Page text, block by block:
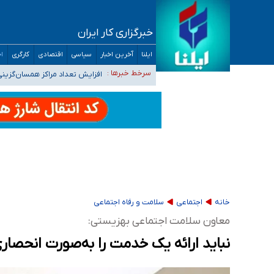
خبرگزاری کار ایران
ایلنا آخرین اخبار سیاسی اقتصادی کارگری
سرخط خبرها :
ضرورت آموزش حریم خصوصی در فضای آنلاین
مجرمان از ترس رسواییافزایش تعداد مراکز همسان‌گزینی به ۲۳۰ مرکز/ بررسی صلاحیت و نظارت‌ها به سازمان تبلیغات
۴۰ تا ۵۰ روز گرمای نسبی در پیش داریم/ دمای تهران به ۳۸ درجه می‌رسد
موضع وزارت بهداشت درباره ظرفیت پزشکی کنکور ۱۴۰۵: خواستار اصلاح ظرفیت‌ها هستیم، اما هنوز پاسخ مشخصی
تعویق آزمون ورودی دکترای تخصصی
خانه اجتماعی سلامت و رفاه اجتماعی
معاون سلامت اجتماعی بهزیستی:
نباید ارائه یک خدمت را به‌صورت